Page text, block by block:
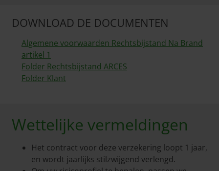
DOWNLOAD DE DOCUMENTEN
Algemene voorwaarden Rechtsbijstand Na Brand
artikel 1
Folder Rechtsbijstand ARCES
Folder Klant
Wettelijke vermeldingen
Het contract voor deze verzekering loopt 1 jaar,
en wordt jaarlijks stilzwijgend verlengd.